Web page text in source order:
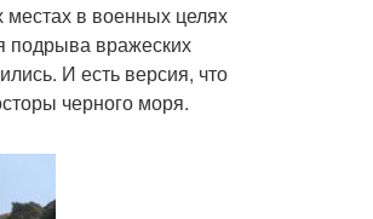
в военных целях
подрыва вражеских
И есть версия, что
черного моря.